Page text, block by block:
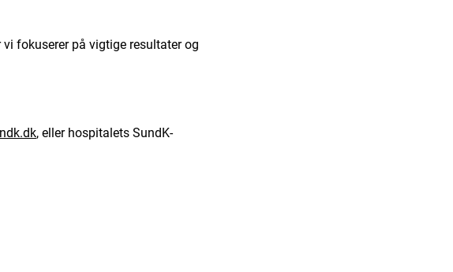
fokuserer på vigtige resultater og
, eller hospitalets SundK-